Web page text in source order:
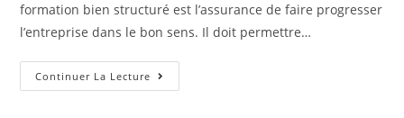
formation bien structuré est l’assurance de faire progresser
l’entreprise dans le bon sens. Il doit permettre…
Continuer La Lecture